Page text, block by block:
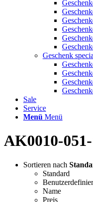
Geschenk
Sale
Service
Menü Menü
AK0010-
Sortieren nach
Standard
Name
Preis